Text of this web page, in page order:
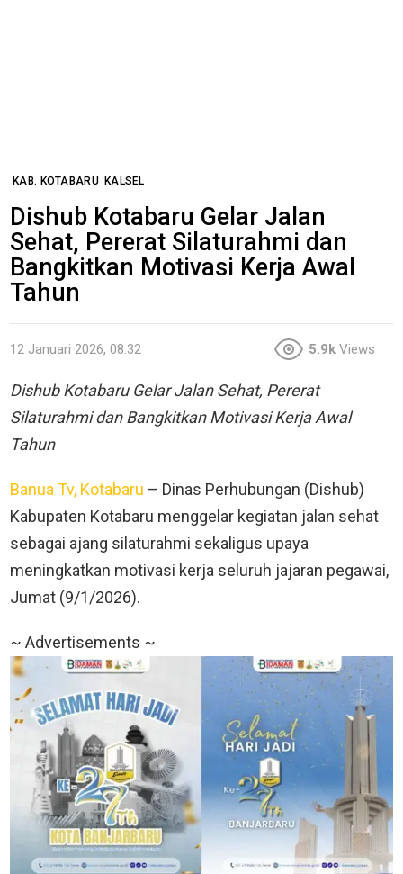
KAB. KOTABARU KALSEL
Dishub Kotabaru Gelar Jalan
Sehat, Pererat Silaturahmi dan
Bangkitkan Motivasi Kerja Awal
Tahun
12 Januari 2026, 08:32 5.9k Views
Dishub Kotabaru Gelar Jalan Sehat, Pererat
Silaturahmi dan Bangkitkan Motivasi Kerja Awal
Tahun
Banua Tv, Kotabaru – Dinas Perhubungan (Dishub)
Kabupaten Kotabaru menggelar kegiatan jalan sehat
sebagai ajang silaturahmi sekaligus upaya
meningkatkan motivasi kerja seluruh jajaran pegawai,
Jumat (9/1/2026).
~ Advertisements ~